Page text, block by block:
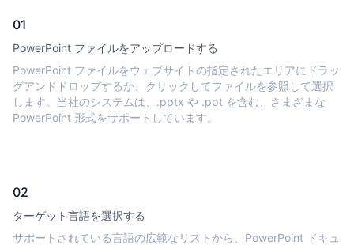
01
PowerPoint ファイルをアップロードする
PowerPoint ファイルをウェブサイトの指定されたエリアにドラッ
グアンドドロップするか、クリックしてファイルを参照して選択
します。当社のシステムは、.pptx や .ppt を含む、さまざまな
PowerPoint 形式をサポートしています。
02
ターゲット言語を選択する
サポートされている言語の広範なリストから、PowerPoint ドキュ